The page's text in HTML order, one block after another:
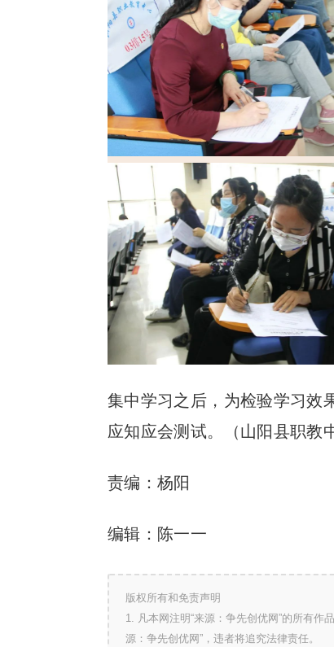
集中学习之后，为检验学习效
应知应会测试。（山阳县职教
责编：杨阳
编辑：陈一一
版权所有和免责声明
1. 凡本网注明“来源：争先创优网”的所有作
源：争先创优网”，违者将追究法律责任。